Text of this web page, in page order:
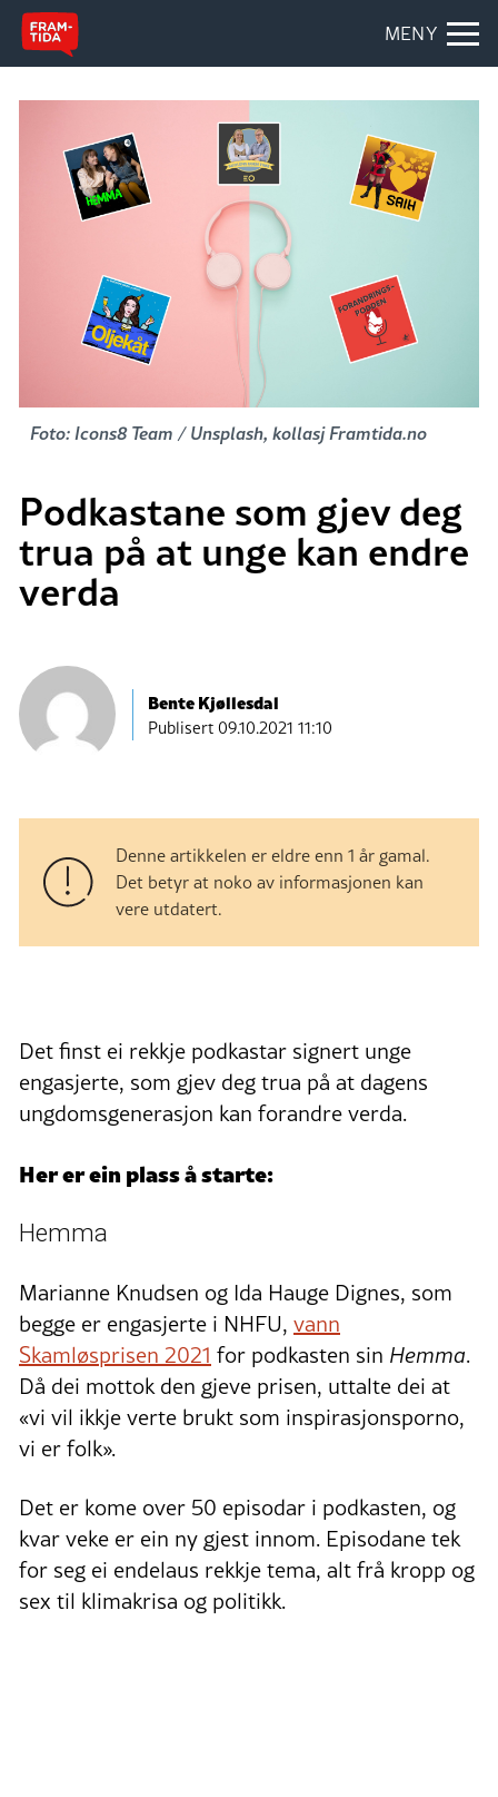
MENY
Foto: Icons8 Team / Unsplash, kollasj Framtida.no
Podkastane som gjev deg
trua på at unge kan endre
verda
Bente Kjøllesdal
Publisert09.10.2021 11:10
Denne artikkelen er eldre enn 1 år gamal.
Det betyr at noko av informasjonen kan
vere utdatert.
Det finst ei rekkje podkastar signert unge
engasjerte, som gjev deg trua på at dagens
ungdomsgenerasjon kan forandre verda.
Her er ein plass å starte:
Hemma
Marianne Knudsen og Ida Hauge Dignes, som
begge er engasjerte i NHFU, vann
Skamløsprisen 2021 for podkasten sin Hemma.
Då dei mottok den gjeve prisen, uttalte dei at
«vi vil ikkje verte brukt som inspirasjonsporno,
vi er folk».
Det er kome over 50 episodar i podkasten, og
kvar veke er ein ny gjest innom. Episodane tek
for seg ei endelaus rekkje tema, alt frå kropp og
sex til klimakrisa og politikk.